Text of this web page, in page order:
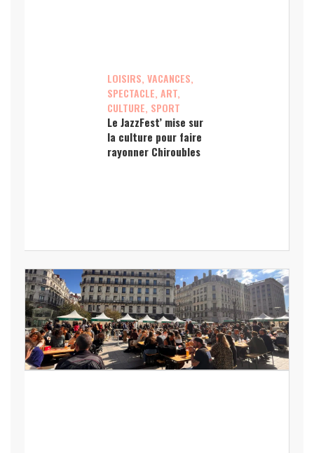
LOISIRS, VACANCES,
SPECTACLE, ART,
CULTURE, SPORT
Le JazzFest’ mise sur
la culture pour faire
rayonner Chiroubles